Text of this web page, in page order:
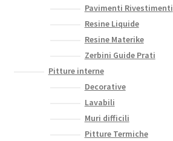
Pavimenti Rivestimenti
Resine Liquide
Resine Materike
Zerbini Guide Prati
Pitture interne
Decorative
Lavabili
Muri difficili
Pitture Termiche